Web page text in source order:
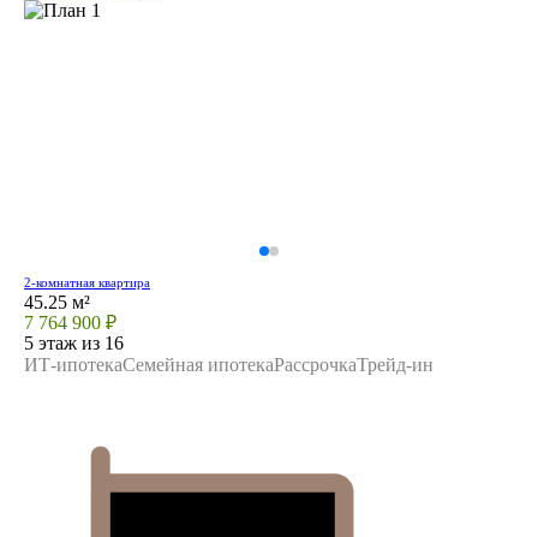
2-комнатная квартира
45.25 м²
7 764 900 ₽
5 этаж из 16
ИТ-ипотекаСемейная ипотекаРассрочкаТрейд-ин